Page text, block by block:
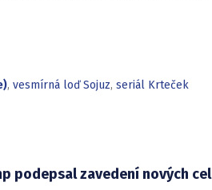
dříve, než bylo původně v plánu.
, vesmírná loď Sojuz, seriál Krteček
podepsal zavedení nových cel